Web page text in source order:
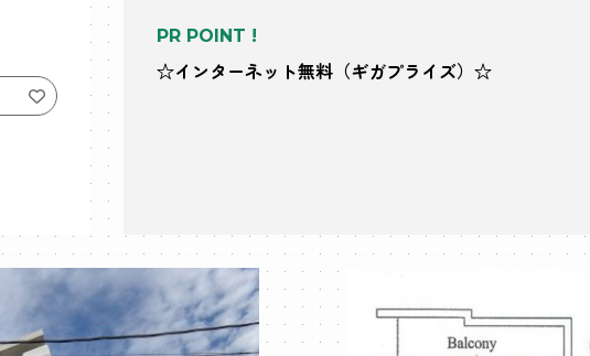
PR POINT !
☆インターネット無料（ギガプライズ）☆